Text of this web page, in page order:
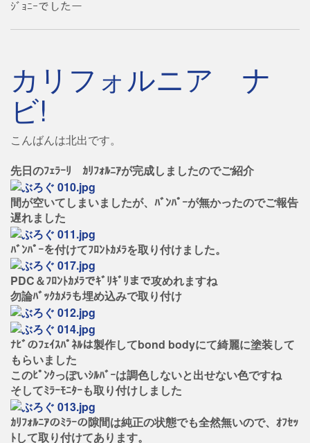
ｼﾞｮﾆｰでしたー
カリフォルニア ナ
ビ!
こんばんは北出です。
先日のﾌｪﾗｰﾘ ｶﾘﾌｫﾙﾆｱが完成しましたのでご紹介
間が空いてしまいましたが、ﾊﾞﾝﾊﾟｰが無かったのでご報告
遅れました
ﾊﾞﾝﾊﾟｰを付けてﾌﾛﾝﾄｶﾒﾗを取り付けました。
PDC＆ﾌﾛﾝﾄｶﾒﾗでｷﾞﾘｷﾞﾘまで攻めれますね
勿論ﾊﾞｯｸｶﾒﾗも埋め込みで取り付け
ﾅﾋﾞのﾌｪｲｽﾊﾟﾈﾙは製作してbond bodyにて綺麗に塗装して
もらいました
このﾋﾟﾝｸっぽいｼﾙﾊﾞｰは調色しないと出せない色ですね
そしてﾐﾗｰﾓﾆﾀｰも取り付けしました
ｶﾘﾌｫﾙﾆｱのﾐﾗｰの隙間は純正の状態でも全然無いので、ｵﾌｾｯ
ﾄして取り付けてあります。